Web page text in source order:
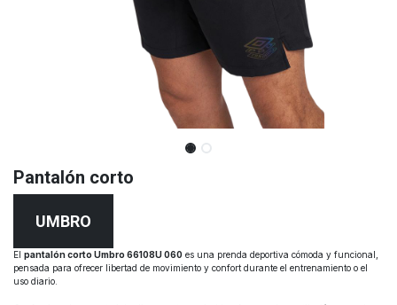
Pantalón corto
UMBRO
El pantalón corto Umbro 66108U 060 es una prenda deportiva cómoda y funcional,
pensada para ofrecer libertad de movimiento y confort durante el entrenamiento o el
uso diario.